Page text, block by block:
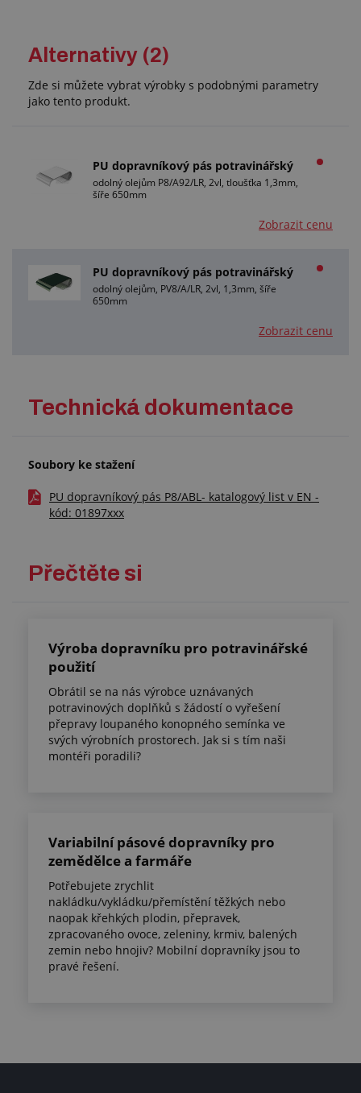
Alternativy (2)
Zde si můžete vybrat výrobky s podobnými parametry
jako tento produkt.
PU dopravníkový pás potravinářský
odolný olejům P8/A92/LR, 2vl, tloušťka 1,3mm,
šíře 650mm
Zobrazit cenu
PU dopravníkový pás potravinářský
odolný olejům, PV8/A/LR, 2vl, 1,3mm, šíře
650mm
Zobrazit cenu
Technická dokumentace
Soubory ke stažení
PU dopravníkový pás P8/ABL- katalogový list v EN -
kód: 01897xxx
Přečtěte si
Výroba dopravníku pro potravinářské
použití
Obrátil se na nás výrobce uznávaných
potravinových doplňků s žádostí o vyřešení
přepravy loupaného konopného semínka ve
svých výrobních prostorech. Jak si s tím naši
montéři poradili?
Variabilní pásové dopravníky pro
zemědělce a farmáře
Potřebujete zrychlit
nakládku/vykládku/přemístění těžkých nebo
naopak křehkých plodin, přepravek,
zpracovaného ovoce, zeleniny, krmiv, balených
zemin nebo hnojiv? Mobilní dopravníky jsou to
pravé řešení.